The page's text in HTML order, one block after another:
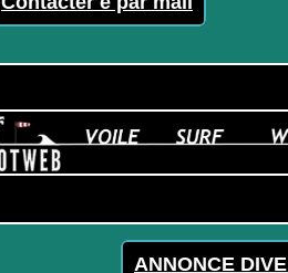
ANNONCE